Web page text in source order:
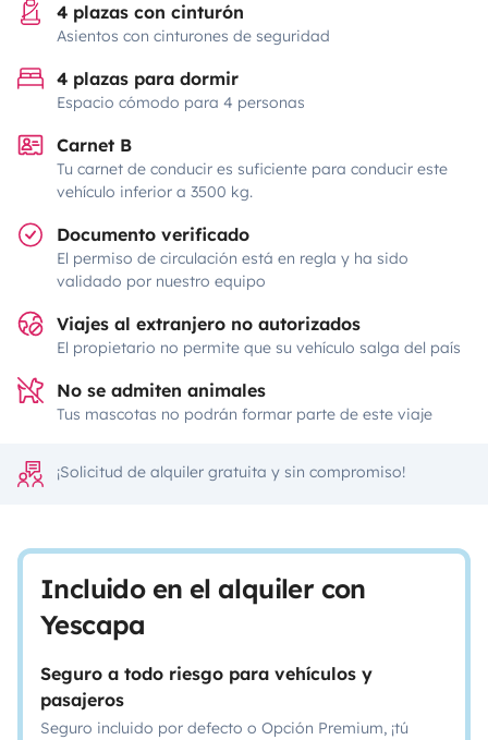
4 plazas con cinturón
Asientos con cinturones de seguridad
4 plazas para dormir
Espacio cómodo para 4 personas
Carnet B
Tu carnet de conducir es suficiente para conducir este
vehículo inferior a 3500 kg.
Documento verificado
El permiso de circulación está en regla y ha sido
validado por nuestro equipo
Viajes al extranjero no autorizados
El propietario no permite que su vehículo salga del país
No se admiten animales
Tus mascotas no podrán formar parte de este viaje
¡Solicitud de alquiler gratuita y sin compromiso!
Incluido en el alquiler con
Yescapa
Seguro a todo riesgo para vehículos y
pasajeros
Seguro incluido por defecto o Opción Premium, ¡tú